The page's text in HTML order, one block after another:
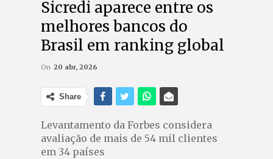
Sicredi aparece entre os
melhores bancos do
Brasil em ranking global
On 20 abr, 2026
Share
Levantamento da Forbes considera
avaliação de mais de 54 mil clientes
em 34 países